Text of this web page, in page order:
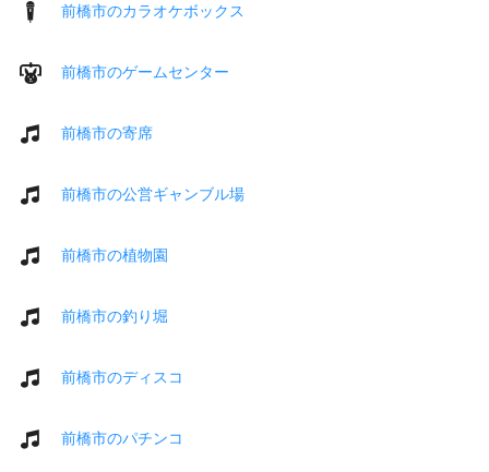
前橋市のカラオケボックス
前橋市のゲームセンター
前橋市の寄席
前橋市の公営ギャンブル場
前橋市の植物園
前橋市の釣り堀
前橋市のディスコ
前橋市のパチンコ